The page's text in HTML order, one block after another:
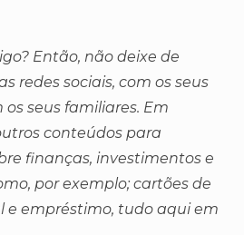
Então, não deixe de
redes sociais, com os seus
seus familiares. Em
conteúdos para
finanças, investimentos e
por exemplo; cartões de
e empréstimo, tudo aqui em